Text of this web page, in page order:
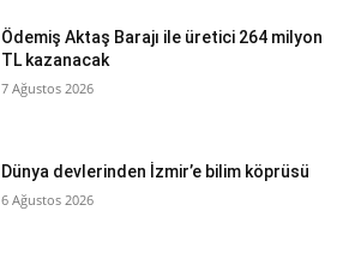
Ödemiş Aktaş Barajı ile üretici 264 milyon
TL kazanacak
7 Ağustos 2026
Dünya devlerinden İzmir’e bilim köprüsü
6 Ağustos 2026